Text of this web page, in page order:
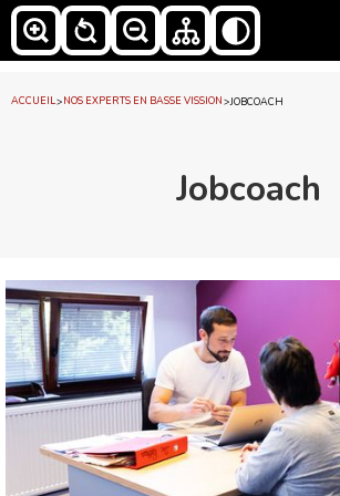
ACCUEIL>NOS EXPERTS EN BASSE VISSION>JOBCOACH
Jobcoach